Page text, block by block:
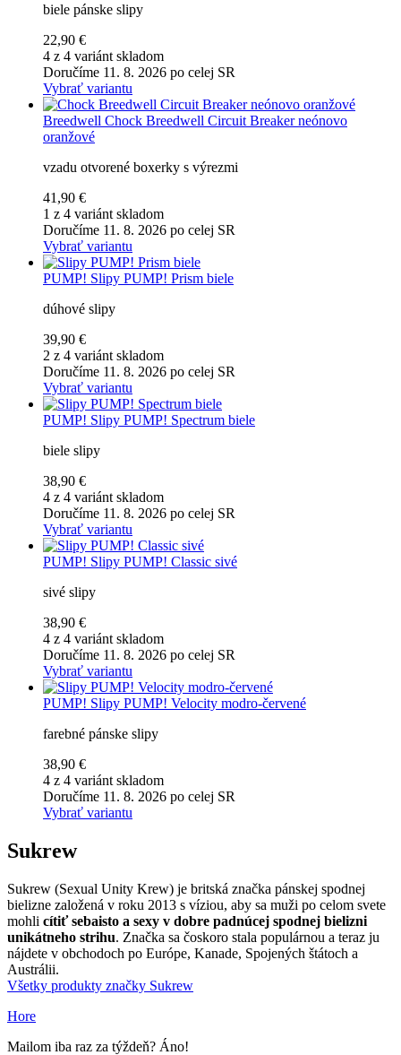
biele pánske slipy
22,90 €
4 z 4 variánt skladom
Doručíme 11. 8. 2026 po celej SR
Vybrať variantu
Breedwell Chock Breedwell Circuit Breaker neónovo
oranžové
vzadu otvorené boxerky s výrezmi
41,90 €
1 z 4 variánt skladom
Doručíme 11. 8. 2026 po celej SR
Vybrať variantu
PUMP! Slipy PUMP! Prism biele
dúhové slipy
39,90 €
2 z 4 variánt skladom
Doručíme 11. 8. 2026 po celej SR
Vybrať variantu
PUMP! Slipy PUMP! Spectrum biele
biele slipy
38,90 €
4 z 4 variánt skladom
Doručíme 11. 8. 2026 po celej SR
Vybrať variantu
PUMP! Slipy PUMP! Classic sivé
sivé slipy
38,90 €
4 z 4 variánt skladom
Doručíme 11. 8. 2026 po celej SR
Vybrať variantu
PUMP! Slipy PUMP! Velocity modro-červené
farebné pánske slipy
38,90 €
4 z 4 variánt skladom
Doručíme 11. 8. 2026 po celej SR
Vybrať variantu
Sukrew
Sukrew (Sexual Unity Krew) je britská značka pánskej spodnej
bielizne založená v roku 2013 s víziou, aby sa muži po celom svete
mohli cítiť sebaisto a sexy v dobre padnúcej spodnej bielizni
unikátneho strihu. Značka sa čoskoro stala populárnou a teraz ju
nájdete v obchodoch po Európe, Kanade, Spojených štátoch a
Austrálii.
Všetky produkty značky Sukrew
Hore
Mailom iba raz za týždeň? Áno!